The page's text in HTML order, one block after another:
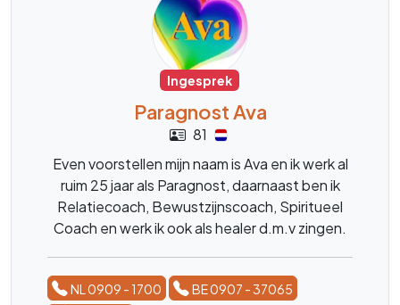
Ingesprek
Paragnost Ava
81
Even voorstellen mijn naam is Ava en ik werk al
ruim 25 jaar als Paragnost, daarnaast ben ik
Relatiecoach, Bewustzijnscoach, Spiritueel
Coach en werk ik ook als healer d.m.v zingen.
NL 0909 - 1700
BE 0907 - 37065